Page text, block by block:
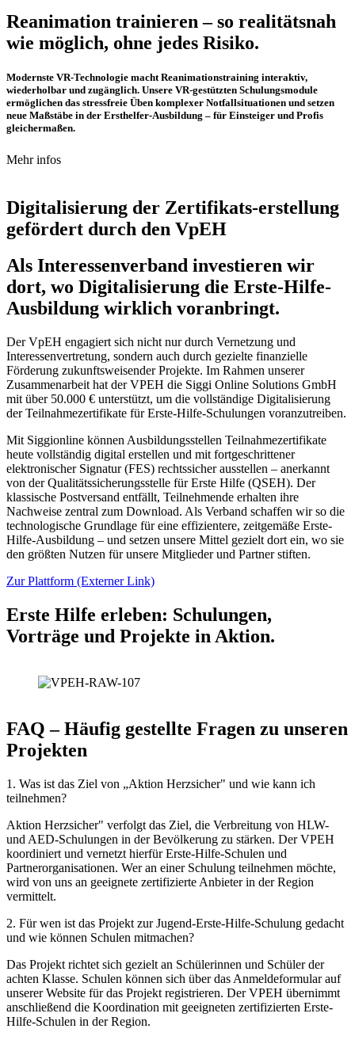
Reanimation trainieren – so realitätsnah
wie möglich, ohne jedes Risiko.
Modernste VR-Technologie macht Reanimationstraining interaktiv,
wiederholbar und zugänglich. Unsere VR-gestützten Schulungsmodule
ermöglichen das stressfreie Üben komplexer Notfallsituationen und setzen
neue Maßstäbe in der Ersthelfer-Ausbildung – für Einsteiger und Profis
gleichermaßen.
Mehr infos
Digitalisierung der Zertifikats-erstellung
gefördert durch den VpEH
Als Interessenverband investieren wir
dort, wo Digitalisierung die Erste-Hilfe-
Ausbildung wirklich voranbringt.
Der VpEH engagiert sich nicht nur durch Vernetzung und
Interessenvertretung, sondern auch durch gezielte finanzielle
Förderung zukunftsweisender Projekte. Im Rahmen unserer
Zusammenarbeit hat der VPEH die Siggi Online Solutions GmbH
mit über 50.000 € unterstützt, um die vollständige Digitalisierung
der Teilnahmezertifikate für Erste-Hilfe-Schulungen voranzutreiben.
Mit Siggionline können Ausbildungsstellen Teilnahmezertifikate
heute vollständig digital erstellen und mit fortgeschrittener
elektronischer Signatur (FES) rechtssicher ausstellen – anerkannt
von der Qualitätssicherungsstelle für Erste Hilfe (QSEH). Der
klassische Postversand entfällt, Teilnehmende erhalten ihre
Nachweise zentral zum Download. Als Verband schaffen wir so die
technologische Grundlage für eine effizientere, zeitgemäße Erste-
Hilfe-Ausbildung – und setzen unsere Mittel gezielt dort ein, wo sie
den größten Nutzen für unsere Mitglieder und Partner stiften.
Zur Plattform (Externer Link)
Erste Hilfe erleben: Schulungen,
Vorträge und Projekte in Aktion.
FAQ – Häufig gestellte Fragen zu unseren
Projekten
1. Was ist das Ziel von „Aktion Herzsicher" und wie kann ich
teilnehmen?
Aktion Herzsicher" verfolgt das Ziel, die Verbreitung von HLW-
und AED-Schulungen in der Bevölkerung zu stärken. Der VPEH
koordiniert und vernetzt hierfür Erste-Hilfe-Schulen und
Partnerorganisationen. Wer an einer Schulung teilnehmen möchte,
wird von uns an geeignete zertifizierte Anbieter in der Region
vermittelt.
2. Für wen ist das Projekt zur Jugend-Erste-Hilfe-Schulung gedacht
und wie können Schulen mitmachen?
Das Projekt richtet sich gezielt an Schülerinnen und Schüler der
achten Klasse. Schulen können sich über das Anmeldeformular auf
unserer Website für das Projekt registrieren. Der VPEH übernimmt
anschließend die Koordination mit geeigneten zertifizierten Erste-
Hilfe-Schulen in der Region.